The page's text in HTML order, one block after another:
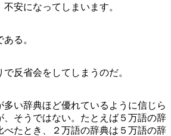
安になってしまいます。
る。
反省会をしてしまうのだ。
い辞典ほど優れているように信じら
、そうではない。たとえば５万語の辞
べたとき、２万語の辞典は５万語の辞